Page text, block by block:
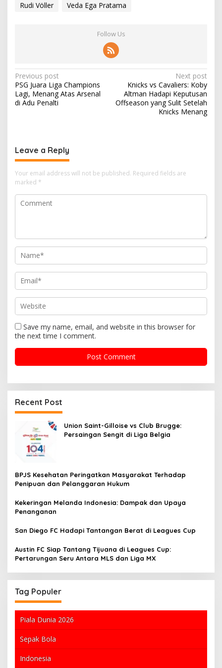
Rudi Völler Veda Ega Pratama
Follow Us
P
o
s
a
v
i
g
a
o
n
Previous post
PSG Juara Liga Champions
Lagi, Menang Atas Arsenal
di Adu Penalti
Next post
Knicks vs Cavaliers: Koby
Altman Hadapi Keputusan
Offseason yang Sulit Setelah
Knicks Menang
Leave a Reply
Your email address will not be published. Required fields are
marked *
Save my name, email, and website in this browser for
the next time I comment.
Recent Post
Union Saint-Gilloise vs Club Brugge:
Persaingan Sengit di Liga Belgia
BPJS Kesehatan Peringatkan Masyarakat Terhadap
Penipuan dan Pelanggaran Hukum
Kekeringan Melanda Indonesia: Dampak dan Upaya
Penanganan
San Diego FC Hadapi Tantangan Berat di Leagues Cup
Austin FC Siap Tantang Tijuana di Leagues Cup:
Pertarungan Seru Antara MLS dan Liga MX
Tag Populer
Piala Dunia 2026
Sepak Bola
Indonesia